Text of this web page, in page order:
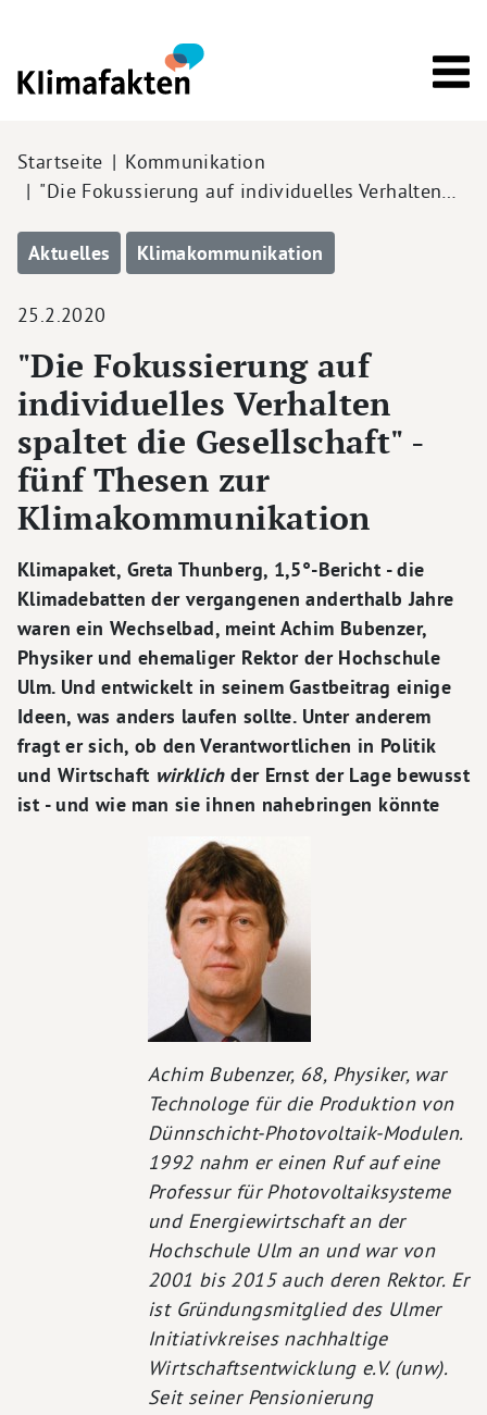
Pfadnavigation
Startseite
Kommunikation
"Die Fokussierung auf individuelles Verhalten…
Aktuelles Klimakommunikation
25.2.2020
"Die Fokussierung auf
individuelles Verhalten
spaltet die Gesellschaft" -
fünf Thesen zur
Klimakommunikation
Klimapaket, Greta Thunberg, 1,5°-Bericht - die
Klimadebatten der vergangenen anderthalb Jahre
waren ein Wechselbad, meint Achim Bubenzer,
Physiker und ehemaliger Rektor der Hochschule
Ulm. Und entwickelt in seinem Gastbeitrag einige
Ideen, was anders laufen sollte. Unter anderem
fragt er sich, ob den Verantwortlichen in Politik
und Wirtschaft wirklichder Ernst der Lage bewusst
ist - und wie man sie ihnen nahebringen könnte
Achim Bubenzer, 68, Physiker, war
Technologe für die Produktion von
Dünnschicht-Photovoltaik-Modulen.
1992 nahm er einen Ruf auf eine
Professur für Photovoltaiksysteme
und Energiewirtschaft an der
Hochschule Ulm an und war von
2001 bis 2015 auch deren Rektor. Er
ist Gründungsmitglied des Ulmer
Initiativkreises nachhaltige
Wirtschaftsentwicklung e.V. (unw).
Seit seiner Pensionierung